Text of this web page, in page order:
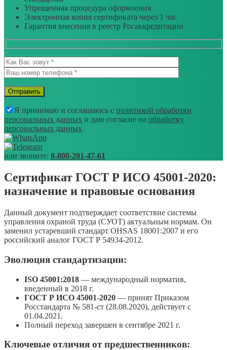
Упрощенная процедура оформления
Электронная копия сертификата через 1 час
Гарантия внесения в реестр Росаккредитации
Я принимаю и соглашаюсь с политикой обработки
персональных данных и даю согласие на обработку
персональных данных.
или звоните: 8-800-201-47-61
Сертификат ГОСТ Р ИСО 45001-2020:
назначение и правовые основания
Данный документ подтверждает соответствие системы
управления охраной труда (СУОТ) актуальным нормам. Он
заменил устаревший стандарт OHSAS 18001:2007 и его
российский аналог ГОСТ Р 54934-2012.
Эволюция стандартизации:
ISO 45001:2018 — международный норматив,
введенный в 2018 г.
ГОСТ Р ИСО 45001-2020 — принят Приказом
Росстандарта № 581-ст (28.08.2020), действует с
01.04.2021.
Полный переход завершен в сентябре 2021 г.
Ключевые отличия от предшественников: